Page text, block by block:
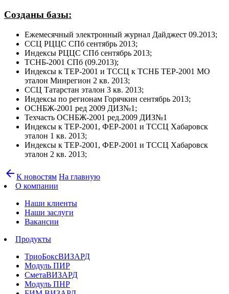
Созданы базы:
Ежемесячный электронный журнал Дайджест 09.2013;
ССЦ РЦЦС СПб сентябрь 2013;
Индексы РЦЦС СПб сентябрь 2013;
ТСНБ-2001 СПб (09.2013);
Индексы к ТЕР-2001 и ТССЦ к ТСНБ ТЕР-2001 МО
эталон Минрегион 2 кв. 2013;
ССЦ Татарстан эталон 3 кв. 2013;
Индексы по регионам Горячкин сентябрь 2013;
ОСНБЖ-2001 ред 2009 ДИЗ№1;
Техчасть ОСНБЖ-2001 ред.2009 ДИЗ№1
Индексы к ТЕР-2001, ФЕР-2001 и ТССЦ Хабаровск
эталон 1 кв. 2013;
Индексы к ТЕР-2001, ФЕР-2001 и ТССЦ Хабаровск
эталон 2 кв. 2013;
arrow_back К новостям На главную
О компании
Наши клиенты
Наши заслуги
Вакансии
Продукты
ТриоБоксВИЗАРД
Модуль ПИР
СметаВИЗАРД
Модуль ПНР